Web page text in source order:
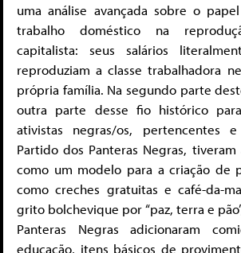
uma análise avançada sobre o
trabalho doméstico na
capitalista: seus salários
reproduziam a classe trabalhadora
própria família. Na segundo parte
outra parte desse fio histórico
ativistas negras/os, pertencentes
Partido dos Panteras Negras, tiveram
como um modelo para a criação de
como creches gratuitas e café-da-
grito bolchevique por “paz, terra e
Panteras Negras adicionaram
educação, itens básicos de